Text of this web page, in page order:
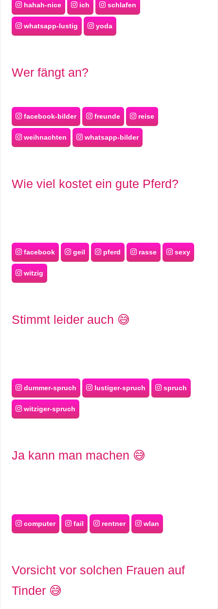
hahah-nice ich schlafen
whatsapp-lustig yoda
Wer fängt an?
facebook-bilder freunde reise
weihnachten whatsapp-bilder
Wie viel kostet ein gute Pferd?
facebook geil pferd rasse sexy
witzig
Stimmt leider auch 😅
dummer-spruch lustiger-spruch spruch
witziger-spruch
Ja kann man machen 😅
computer fail rentner wlan
Vorsicht vor solchen Frauen auf
Tinder 😅